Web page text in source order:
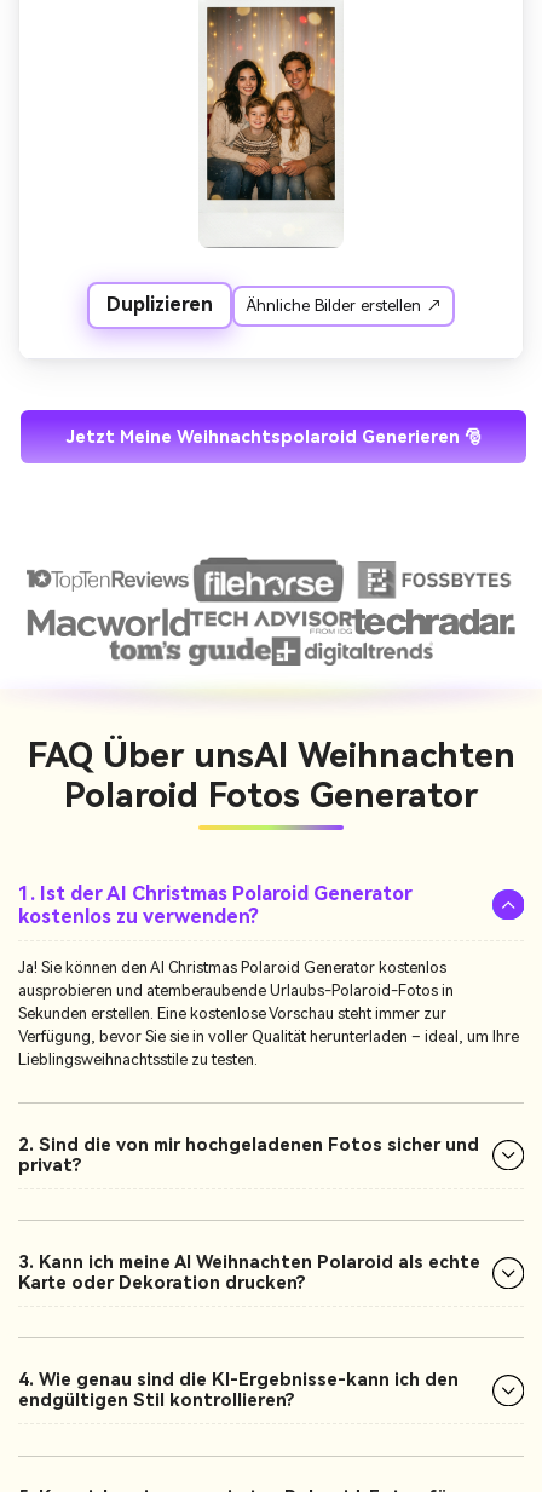
Familienmitglieder lächeln natürlich – Eltern und Kinder
sitzen zusammen in warmen Pullovern. Verwenden Sie
eine einzige blitzende Lichtquelle in dunklen Räumen, um
sanfte Schatten und leichte Unschärfe an den Kanten zu
erzeugen. Ersetzen Sie den Hintergrund durch weiße
Vorhänge, die schwach leuchten unter den goldenen und
roten Reflexionen der Weihnachtsbeleuchtung. Lassen
Sie alle Gesichter unverändert, Filmkörner sichtbar, warme
Duplizieren Ähnliche Bilder erstellen ↗
Jetzt Meine Weihnachtspolaroid Generieren 🎅
FAQ Über unsAI Weihnachten
Polaroid Fotos Generator
1. Ist der AI Christmas Polaroid Generator
kostenlos zu verwenden?
Ja! Sie können den AI Christmas Polaroid Generator kostenlos
ausprobieren und atemberaubende Urlaubs-Polaroid-Fotos in
Sekunden erstellen. Eine kostenlose Vorschau steht immer zur
Verfügung, bevor Sie sie in voller Qualität herunterladen – ideal, um Ihre
Lieblingsweihnachtsstile zu testen.
2. Sind die von mir hochgeladenen Fotos sicher und
privat?
3. Kann ich meine AI Weihnachten Polaroid als echte
Karte oder Dekoration drucken?
4. Wie genau sind die KI-Ergebnisse-kann ich den
endgültigen Stil kontrollieren?